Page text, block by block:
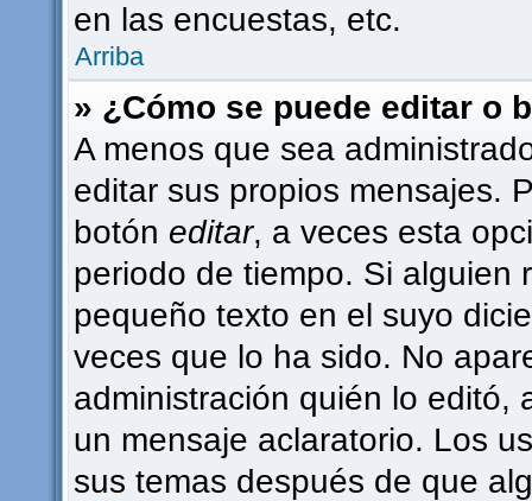
en las encuestas, etc.
Arriba
» ¿Cómo se puede editar o
A menos que sea
editar sus propios mensajes.
botón editar, a veces esta
periodo de tiempo. Si alguien
pequeño texto en el suyo
veces que lo ha sido. No
administración quién lo editó,
un mensaje aclaratorio. Los
sus temas después de que